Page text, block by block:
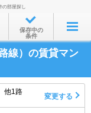
の部屋探し
保存中の
条件
線）の賃貸マン
他1路
変更する